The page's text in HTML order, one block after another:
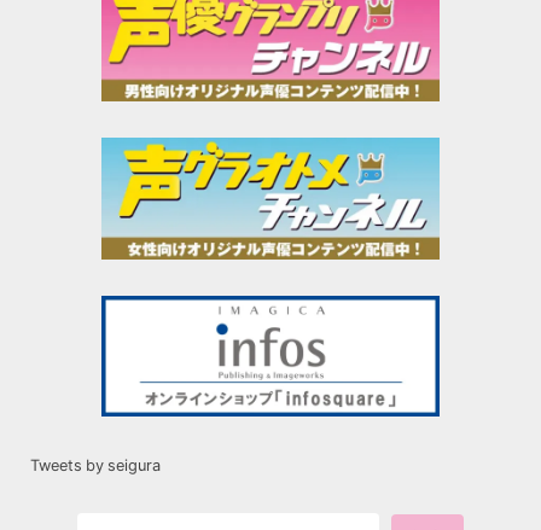
Tweets by seigura